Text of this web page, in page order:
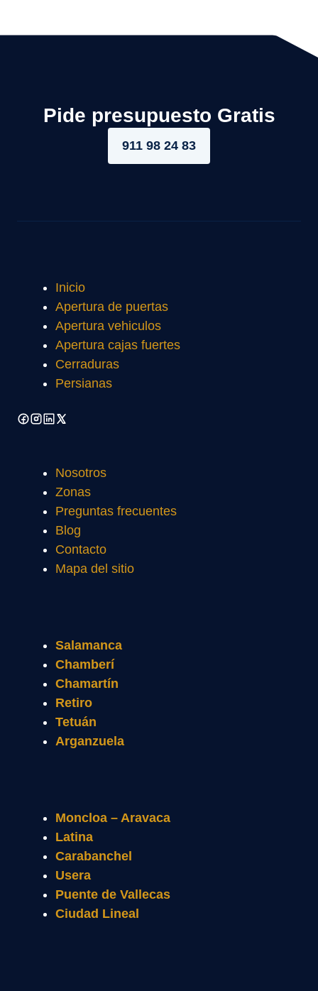
Pide presupuesto Gratis
911 98 24 83
Inicio
Apertura de puertas
Apertura vehiculos
Apertura cajas fuertes
Cerraduras
Persianas
Nosotros
Zonas
Preguntas frecuentes
Blog
Contacto
Mapa del sitio
Salamanca
Chamberí
Chamartín
Retiro
Tetuán
Arganzuela
Moncloa – Aravaca
Latina
Carabanchel
Usera
Puente de Vallecas
Ciudad Lineal